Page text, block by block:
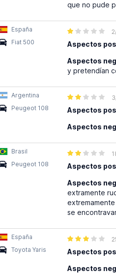
que no pude
España
Fiat 500
Aspectos
Aspectos
y pretendían
Argentina
Peugeot 108
Aspectos
Aspectos
Brasil
Peugeot 108
Aspectos
Aspectos
extramente
se
España
Toyota Yaris
Aspectos
Aspectos